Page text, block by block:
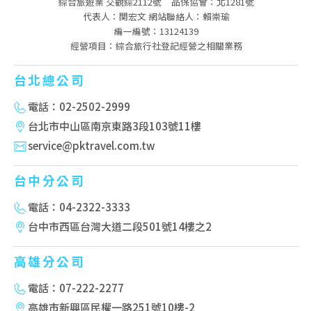
代表人：関宏文 網站聯絡人：賴崇瑜
編一編號：13124139
經營項目：綜合旅行社登記經營之相關業務
台北總公司
電話：02-2502-2999
台北市中山區南京東路3段103號11樓
service@pktravel.com.tw
台中分公司
電話：04-2322-3333
台中市西區台灣大道二段501號14樓之2
高雄分公司
電話：07-222-2277
高雄市新興區民權一路251號10樓-2